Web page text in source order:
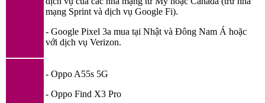
mạng Sprint và dịch vụ Google Fi).
- Google Pixel 3a mua tại Nhật và Đông Nam Á hoặc
với dịch vụ Verizon.
- Oppo A55s 5G
- Oppo Find X3 Pro